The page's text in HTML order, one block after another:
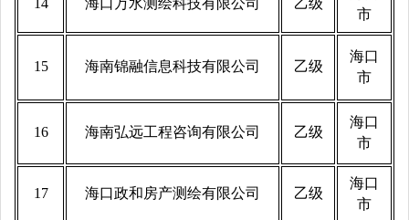
14 海口万水测绘科技有限公司 乙级
市
15 海南锦融信息科技有限公司 乙级
海口
市
16 海南弘远工程咨询有限公司 乙级
海口
市
17 海口政和房产测绘有限公司 乙级
海口
市